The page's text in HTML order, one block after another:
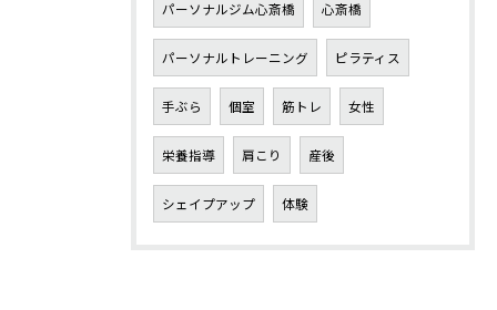
パーソナルジム心斎橋 心斎橋
パーソナルトレーニング ピラティス
手ぶら 個室 筋トレ 女性
栄養指導 肩こり 産後
シェイプアップ 体験